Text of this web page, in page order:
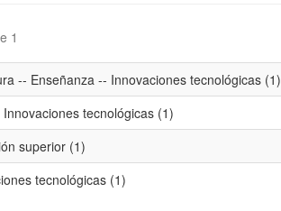
1
-- Enseñanza -- Innovaciones tecnológicas (1)
tecnológicas (1)
superior (1)
tecnológicas (1)